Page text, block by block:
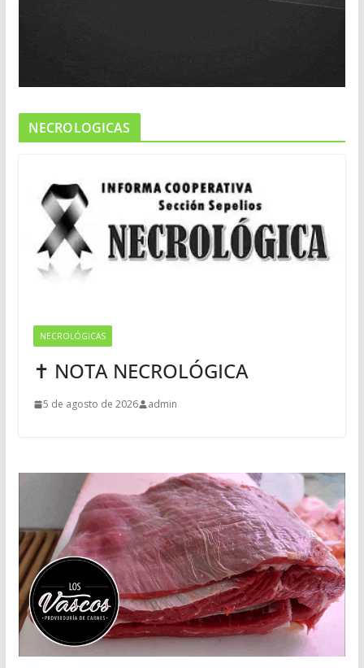
NECROLOGICAS
NECROLÓGICAS
✝ NOTA NECROLÓGICA
5 de agosto de 2026 admin